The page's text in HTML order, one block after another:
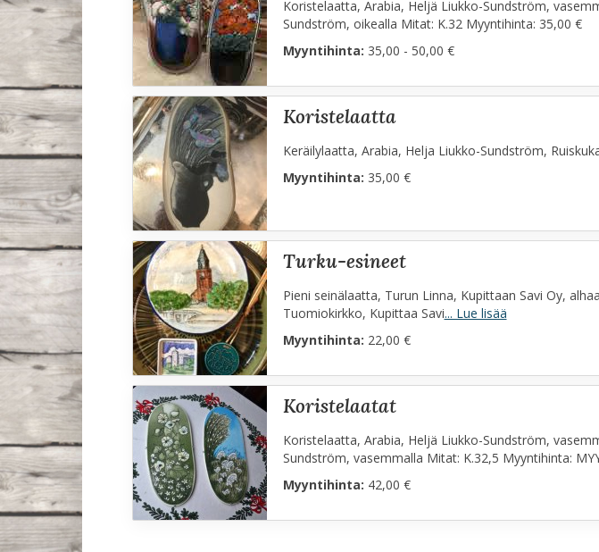
Koristelaatta, Arabia, Heljä Liukko-Sundström,
Sundström, oikealla Mitat: K.32 Myyntihinta: 35,00 €
Myyntihinta: 35,00 - 50,00 €
koristelaatta
Keräilylaatta, Arabia, Helja Liukko-Sundström,
Myyntihinta: 35,00 €
turku-esineet
Pieni seinälaatta, Turun Linna, Kupittaan Savi Oy,
Tuomiokirkko, Kupittaa Savi... Lue lisää
Myyntihinta: 22,00 €
koristelaatat
Koristelaatta, Arabia, Heljä Liukko-Sundström,
Sundström, vasemmalla Mitat: K.32,5 Myyntihinta:
Myyntihinta: 42,00 €